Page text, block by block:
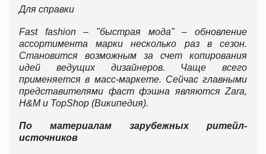
Для справки
Fast fashion – "быстрая мода" – обновление
ассортимента марки несколько раз в сезон.
Становится возможным за счет копирования
идей ведущих дизайнеров. Чаще всего
применяется в масс-маркете. Сейчас главными
представителями фаст фэшна являются Zara,
H&M и TopShop (Википедия).
По материалам зарубежных ритейл-
источников